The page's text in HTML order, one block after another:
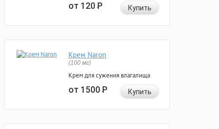
от 120Р Купить
Крем Naron
(100 мг)
Крем для сужения влагалища
от 1500Р Купить